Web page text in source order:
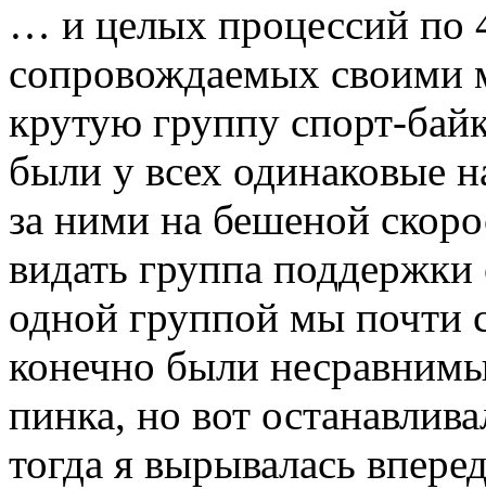
… и целых процессий по
сопровождаемых
крутую группу спорт-
были у всех одинаковые
за ними на бешеной
видать группа
одной группой мы почти
конечно были
пинка, но вот
тогда я вырывалась